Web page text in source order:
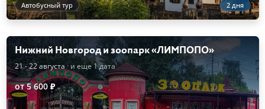
Автобусный тур 2 дня
Нижний Новгород и зоопарк «ЛИМПОПО»
21 - 22 августа· и еще 1 дата
от 5 600 ₽